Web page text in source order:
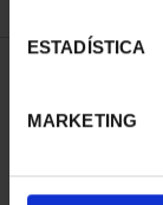
ESTADÍSTICA
MARKETING